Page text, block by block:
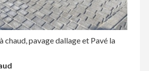
chaud, pavage dallage et Pavé la